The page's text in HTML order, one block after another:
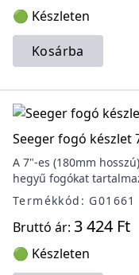
🟢 Készleten
Kosárba
Seeger fogó készlet
A 7"-es (180mm
hegyű fogókat
Termékkód: G01661
Bruttó ár: 3 424 Ft
🟢 Készleten